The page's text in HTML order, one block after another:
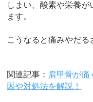
しまい、酸素や栄養
ます。
こうなると痛みやだる
関連記事： 肩甲骨が痛
因や対処法を解説！